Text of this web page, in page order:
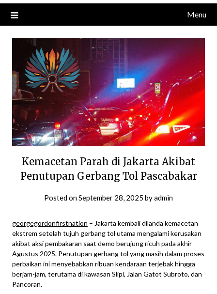
Menu
Kemacetan Parah di Jakarta Akibat
Penutupan Gerbang Tol Pascabakar
Posted onSeptember 28, 2025 byadmin
georgegordonfirstnation – Jakarta kembali dilanda kemacetan
ekstrem setelah tujuh gerbang tol utama mengalami kerusakan
akibat aksi pembakaran saat demo berujung ricuh pada akhir
Agustus 2025. Penutupan gerbang tol yang masih dalam proses
perbaikan ini menyebabkan ribuan kendaraan terjebak hingga
berjam-jam, terutama di kawasan Slipi, Jalan Gatot Subroto, dan
Pancoran.